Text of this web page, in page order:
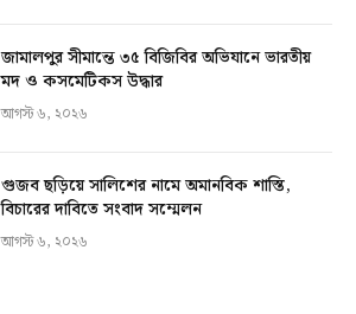
জামালপুর সীমান্তে ৩৫ বিজিবির অভিযানে ভারতীয়
মদ ও কসমেটিকস উদ্ধার
আগস্ট ৬, ২০২৬
গুজব ছড়িয়ে সালিশের নামে অমানবিক শাস্তি,
বিচারের দাবিতে সংবাদ সম্মেলন
আগস্ট ৬, ২০২৬